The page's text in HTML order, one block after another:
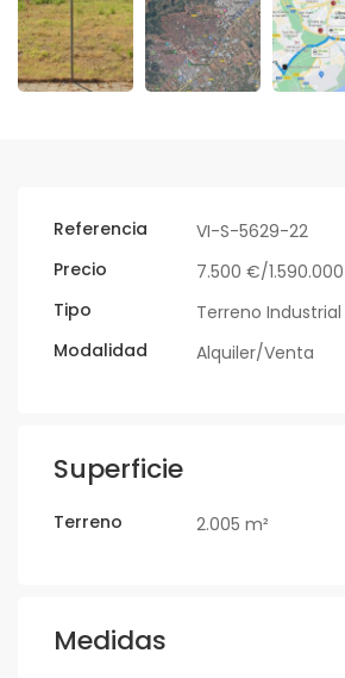
Referencia
VI-S-5629-22
Precio
7.500 €/
Tipo
Terreno Industrial
Modalidad
Alquiler/Venta
Superficie
Terreno 2.005 m²
Medidas